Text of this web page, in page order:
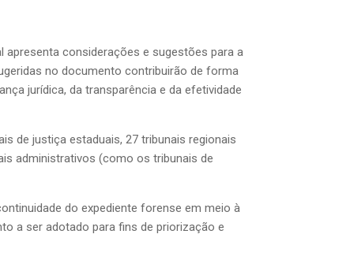
apresenta considerações e sugestões para a
no documento contribuirão de forma
jurídica, da transparência e da efetividade
de justiça estaduais, 27 tribunais regionais
administrativos (como os tribunais de
do expediente forense em meio à
a ser adotado para fins de priorização e